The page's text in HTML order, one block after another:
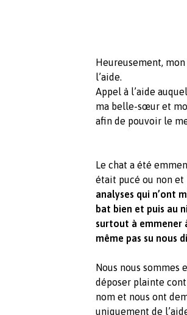
Heureusement,
l’aide.
Appel à l’aide
ma belle-sœur et
afin de pouvoir le
Le chat a été
était pucé ou non et
analyses qui n’ont
bat bien et puis au
surtout à emmener
même pas su nous
Nous nous
déposer plainte
nom et nous ont
uniquement de